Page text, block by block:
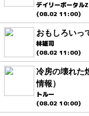
デイリーポータルZ
(08.02 11:00)
おもしろいっ
林雄司
(08.02 11:00)
冷房の壊れた
情報）
トルー
(08.02 10:00)